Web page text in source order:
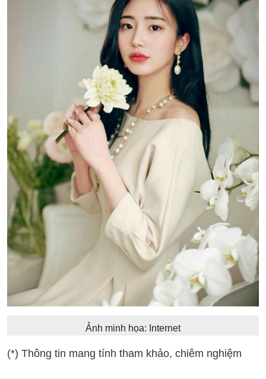
Ảnh minh họa: Internet
(*) Thông tin mang tính tham khảo, chiêm nghiệm